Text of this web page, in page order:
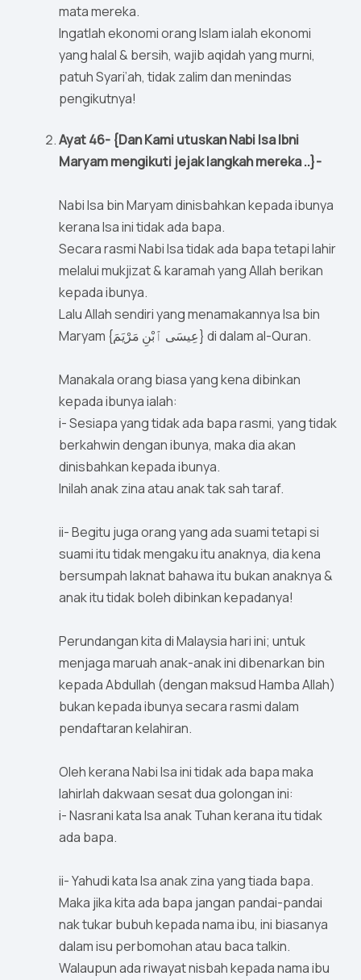
mata mereka.
Ingatlah ekonomi orang Islam ialah ekonomi
yang halal & bersih, wajib aqidah yang murni,
patuh Syari’ah, tidak zalim dan menindas
pengikutnya!
Ayat 46- {Dan Kami utuskan Nabi Isa Ibni
Maryam mengikuti jejak langkah mereka ..}-
Nabi Isa bin Maryam dinisbahkan kepada ibunya
kerana Isa ini tidak ada bapa.
Secara rasmi Nabi Isa tidak ada bapa tetapi lahir
melalui mukjizat & karamah yang Allah berikan
kepada ibunya.
Lalu Allah sendiri yang menamakannya Isa bin
Maryam {عِيسَى ٱبْنِ مَرْيَمَ} di dalam al-Quran.
Manakala orang biasa yang kena dibinkan
kepada ibunya ialah:
i- Sesiapa yang tidak ada bapa rasmi, yang tidak
berkahwin dengan ibunya, maka dia akan
dinisbahkan kepada ibunya.
Inilah anak zina atau anak tak sah taraf.
ii- Begitu juga orang yang ada suami tetapi si
suami itu tidak mengaku itu anaknya, dia kena
bersumpah laknat bahawa itu bukan anaknya &
anak itu tidak boleh dibinkan kepadanya!
Perundangan kita di Malaysia hari ini; untuk
menjaga maruah anak-anak ini dibenarkan bin
kepada Abdullah (dengan maksud Hamba Allah)
bukan kepada ibunya secara rasmi dalam
pendaftaran kelahiran.
Oleh kerana Nabi Isa ini tidak ada bapa maka
lahirlah dakwaan sesat dua golongan ini:
i- Nasrani kata Isa anak Tuhan kerana itu tidak
ada bapa.
ii- Yahudi kata Isa anak zina yang tiada bapa.
Maka jika kita ada bapa jangan pandai-pandai
nak tukar bubuh kepada nama ibu, ini biasanya
dalam isu perbomohan atau baca talkin.
Walaupun ada riwayat nisbah kepada nama ibu